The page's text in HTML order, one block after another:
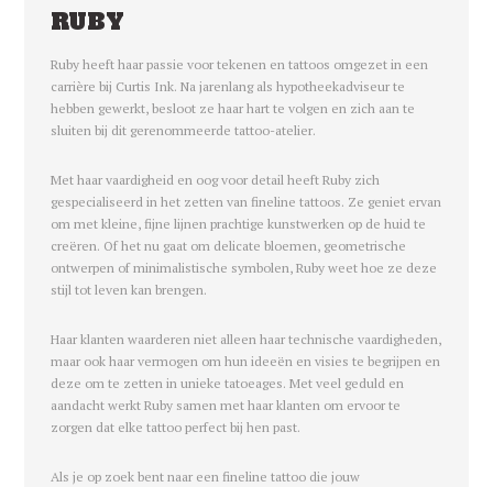
RUBY
Ruby heeft haar passie voor tekenen en tattoos omgezet in een
carrière bij Curtis Ink. Na jarenlang als hypotheekadviseur te
hebben gewerkt, besloot ze haar hart te volgen en zich aan te
sluiten bij dit gerenommeerde tattoo-atelier.
Met haar vaardigheid en oog voor detail heeft Ruby zich
gespecialiseerd in het zetten van fineline tattoos. Ze geniet ervan
om met kleine, fijne lijnen prachtige kunstwerken op de huid te
creëren. Of het nu gaat om delicate bloemen, geometrische
ontwerpen of minimalistische symbolen, Ruby weet hoe ze deze
stijl tot leven kan brengen.
Haar klanten waarderen niet alleen haar technische vaardigheden,
maar ook haar vermogen om hun ideeën en visies te begrijpen en
deze om te zetten in unieke tatoeages. Met veel geduld en
aandacht werkt Ruby samen met haar klanten om ervoor te
zorgen dat elke tattoo perfect bij hen past.
Als je op zoek bent naar een fineline tattoo die jouw